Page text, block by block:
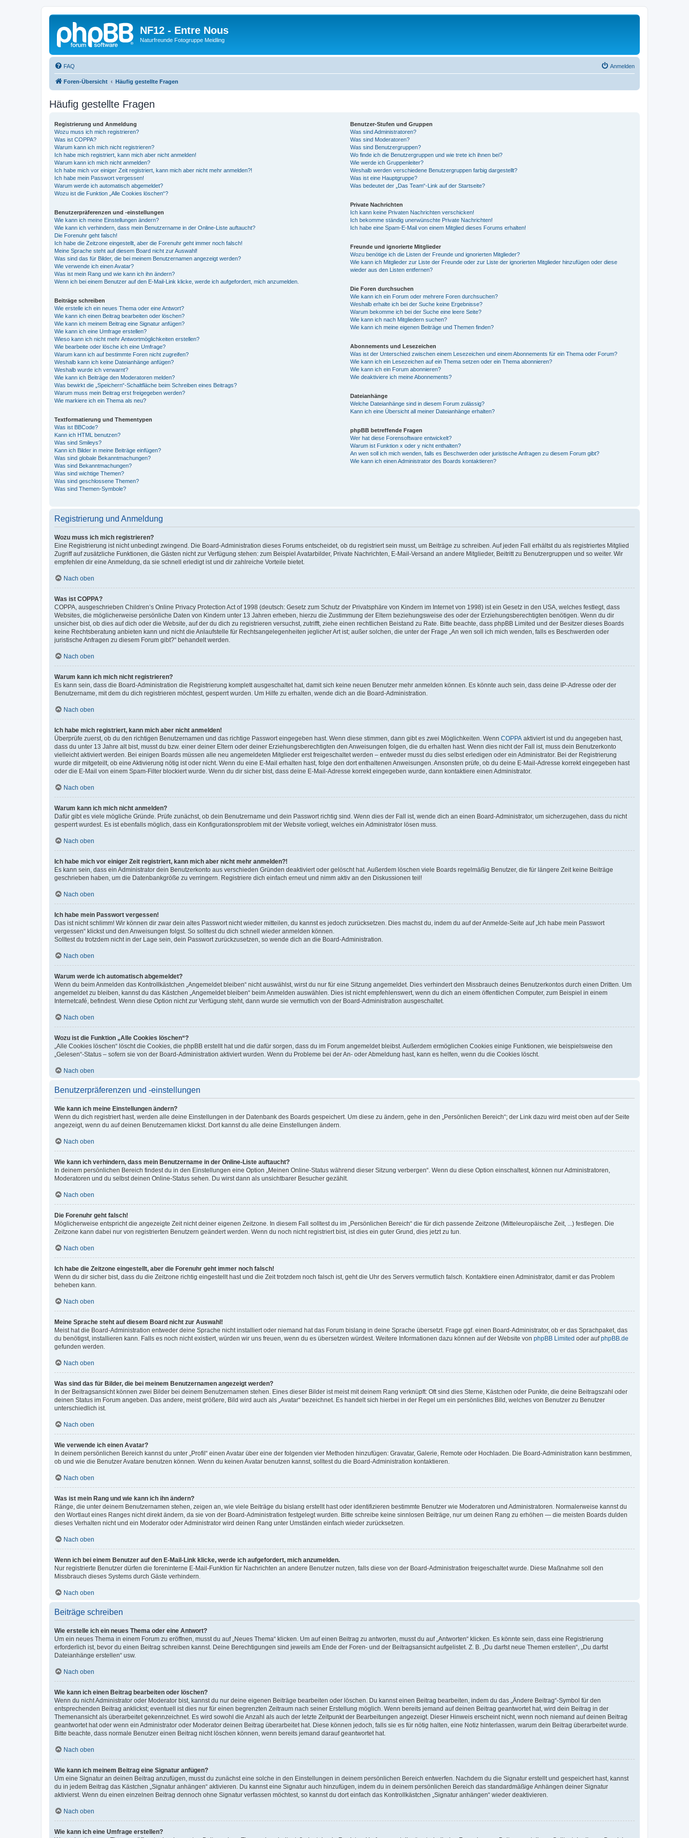
NF12 - Entre Nous
Naturfreunde Fotogruppe Meidling
FAQ Anmelden
Foren-Übersicht Häufig gestellte Fragen
Häufig gestellte Fragen
Registrierung und Anmeldung
Wozu muss ich mich registrieren?
Was ist COPPA?
Warum kann ich mich nicht registrieren?
Ich habe mich registriert, kann mich aber nicht anmelden!
Warum kann ich mich nicht anmelden?
Ich habe mich vor einiger Zeit registriert, kann mich aber nicht mehr anmelden?!
Ich habe mein Passwort vergessen!
Warum werde ich automatisch abgemeldet?
Wozu ist die Funktion „Alle Cookies löschen“?
Benutzerpräferenzen und -einstellungen
Wie kann ich meine Einstellungen ändern?
Wie kann ich verhindern, dass mein Benutzername in der Online-Liste auftaucht?
Die Forenuhr geht falsch!
Ich habe die Zeitzone eingestellt, aber die Forenuhr geht immer noch falsch!
Meine Sprache steht auf diesem Board nicht zur Auswahl!
Was sind das für Bilder, die bei meinem Benutzernamen angezeigt werden?
Wie verwende ich einen Avatar?
Was ist mein Rang und wie kann ich ihn ändern?
Wenn ich bei einem Benutzer auf den E-Mail-Link klicke, werde ich aufgefordert, mich anzumelden.
Beiträge schreiben
Wie erstelle ich ein neues Thema oder eine Antwort?
Wie kann ich einen Beitrag bearbeiten oder löschen?
Wie kann ich meinem Beitrag eine Signatur anfügen?
Wie kann ich eine Umfrage erstellen?
Wieso kann ich nicht mehr Antwortmöglichkeiten erstellen?
Wie bearbeite oder lösche ich eine Umfrage?
Warum kann ich auf bestimmte Foren nicht zugreifen?
Weshalb kann ich keine Dateianhänge anfügen?
Weshalb wurde ich verwarnt?
Wie kann ich Beiträge den Moderatoren melden?
Was bewirkt die „Speichern“-Schaltfläche beim Schreiben eines Beitrags?
Warum muss mein Beitrag erst freigegeben werden?
Wie markiere ich ein Thema als neu?
Textformatierung und Thementypen
Was ist BBCode?
Kann ich HTML benutzen?
Was sind Smileys?
Kann ich Bilder in meine Beiträge einfügen?
Was sind globale Bekanntmachungen?
Was sind Bekanntmachungen?
Was sind wichtige Themen?
Was sind geschlossene Themen?
Was sind Themen-Symbole?
Benutzer-Stufen und Gruppen
Was sind Administratoren?
Was sind Moderatoren?
Was sind Benutzergruppen?
Wo finde ich die Benutzergruppen und wie trete ich ihnen bei?
Wie werde ich Gruppenleiter?
Weshalb werden verschiedene Benutzergruppen farbig dargestellt?
Was ist eine Hauptgruppe?
Was bedeutet der „Das Team“-Link auf der Startseite?
Private Nachrichten
Ich kann keine Privaten Nachrichten verschicken!
Ich bekomme ständig unerwünschte Private Nachrichten!
Ich habe eine Spam-E-Mail von einem Mitglied dieses Forums erhalten!
Freunde und ignorierte Mitglieder
Wozu benötige ich die Listen der Freunde und ignorierten Mitglieder?
Wie kann ich Mitglieder zur Liste der Freunde oder zur Liste der ignorierten Mitglieder hinzufügen oder diese
wieder aus den Listen entfernen?
Die Foren durchsuchen
Wie kann ich ein Forum oder mehrere Foren durchsuchen?
Weshalb erhalte ich bei der Suche keine Ergebnisse?
Warum bekomme ich bei der Suche eine leere Seite?
Wie kann ich nach Mitgliedern suchen?
Wie kann ich meine eigenen Beiträge und Themen finden?
Abonnements und Lesezeichen
Was ist der Unterschied zwischen einem Lesezeichen und einem Abonnements für ein Thema oder Forum?
Wie kann ich ein Lesezeichen auf ein Thema setzen oder ein Thema abonnieren?
Wie kann ich ein Forum abonnieren?
Wie deaktiviere ich meine Abonnements?
Dateianhänge
Welche Dateianhänge sind in diesem Forum zulässig?
Kann ich eine Übersicht all meiner Dateianhänge erhalten?
phpBB betreffende Fragen
Wer hat diese Forensoftware entwickelt?
Warum ist Funktion x oder y nicht enthalten?
An wen soll ich mich wenden, falls es Beschwerden oder juristische Anfragen zu diesem Forum gibt?
Wie kann ich einen Administrator des Boards kontaktieren?
Registrierung und Anmeldung
Wozu muss ich mich registrieren?
Eine Registrierung ist nicht unbedingt zwingend. Die Board-Administration dieses Forums entscheidet, ob du registriert sein musst, um Beiträge zu schreiben. Auf jeden Fall erhältst du als registriertes Mitglied
Zugriff auf zusätzliche Funktionen, die Gästen nicht zur Verfügung stehen: zum Beispiel Avatarbilder, Private Nachrichten, E-Mail-Versand an andere Mitglieder, Beitritt zu Benutzergruppen und so weiter. Wir
empfehlen dir eine Anmeldung, da sie schnell erledigt ist und dir zahlreiche Vorteile bietet.
Nach oben
Was ist COPPA?
COPPA, ausgeschrieben Children’s Online Privacy Protection Act of 1998 (deutsch: Gesetz zum Schutz der Privatsphäre von Kindern im Internet von 1998) ist ein Gesetz in den USA, welches festlegt, dass
Websites, die möglicherweise persönliche Daten von Kindern unter 13 Jahren erheben, hierzu die Zustimmung der Eltern beziehungsweise des oder der Erziehungsberechtigten benötigen. Wenn du dir
unsicher bist, ob dies auf dich oder die Website, auf der du dich zu registrieren versuchst, zutrifft, ziehe einen rechtlichen Beistand zu Rate. Bitte beachte, dass phpBB Limited und der Besitzer dieses Boards
keine Rechtsberatung anbieten kann und nicht die Anlaufstelle für Rechtsangelegenheiten jeglicher Art ist; außer solchen, die unter der Frage „An wen soll ich mich wenden, falls es Beschwerden oder
juristische Anfragen zu diesem Forum gibt?“ behandelt werden.
Nach oben
Warum kann ich mich nicht registrieren?
Es kann sein, dass die Board-Administration die Registrierung komplett ausgeschaltet hat, damit sich keine neuen Benutzer mehr anmelden können. Es könnte auch sein, dass deine IP-Adresse oder der
Benutzername, mit dem du dich registrieren möchtest, gesperrt wurden. Um Hilfe zu erhalten, wende dich an die Board-Administration.
Nach oben
Ich habe mich registriert, kann mich aber nicht anmelden!
Überprüfe zuerst, ob du den richtigen Benutzernamen und das richtige Passwort eingegeben hast. Wenn diese stimmen, dann gibt es zwei Möglichkeiten. Wenn COPPA aktiviert ist und du angegeben hast,
dass du unter 13 Jahre alt bist, musst du bzw. einer deiner Eltern oder deiner Erziehungsberechtigten den Anweisungen folgen, die du erhalten hast. Wenn dies nicht der Fall ist, muss dein Benutzerkonto
vielleicht aktiviert werden. Bei einigen Boards müssen alle neu angemeldeten Mitglieder erst freigeschaltet werden – entweder musst du dies selbst erledigen oder ein Administrator. Bei der Registrierung
wurde dir mitgeteilt, ob eine Aktivierung nötig ist oder nicht. Wenn du eine E-Mail erhalten hast, folge den dort enthaltenen Anweisungen. Ansonsten prüfe, ob du deine E-Mail-Adresse korrekt eingegeben hast
oder die E-Mail von einem Spam-Filter blockiert wurde. Wenn du dir sicher bist, dass deine E-Mail-Adresse korrekt eingegeben wurde, dann kontaktiere einen Administrator.
Nach oben
Warum kann ich mich nicht anmelden?
Dafür gibt es viele mögliche Gründe. Prüfe zunächst, ob dein Benutzername und dein Passwort richtig sind. Wenn dies der Fall ist, wende dich an einen Board-Administrator, um sicherzugehen, dass du nicht
gesperrt wurdest. Es ist ebenfalls möglich, dass ein Konfigurationsproblem mit der Website vorliegt, welches ein Administrator lösen muss.
Nach oben
Ich habe mich vor einiger Zeit registriert, kann mich aber nicht mehr anmelden?!
Es kann sein, dass ein Administrator dein Benutzerkonto aus verschieden Gründen deaktiviert oder gelöscht hat. Außerdem löschen viele Boards regelmäßig Benutzer, die für längere Zeit keine Beiträge
geschrieben haben, um die Datenbankgröße zu verringern. Registriere dich einfach erneut und nimm aktiv an den Diskussionen teil!
Nach oben
Ich habe mein Passwort vergessen!
Das ist nicht schlimm! Wir können dir zwar dein altes Passwort nicht wieder mitteilen, du kannst es jedoch zurücksetzen. Dies machst du, indem du auf der Anmelde-Seite auf „Ich habe mein Passwort
vergessen“ klickst und den Anweisungen folgst. So solltest du dich schnell wieder anmelden können.
Solltest du trotzdem nicht in der Lage sein, dein Passwort zurückzusetzen, so wende dich an die Board-Administration.
Nach oben
Warum werde ich automatisch abgemeldet?
Wenn du beim Anmelden das Kontrollkästchen „Angemeldet bleiben“ nicht auswählst, wirst du nur für eine Sitzung angemeldet. Dies verhindert den Missbrauch deines Benutzerkontos durch einen Dritten. Um
angemeldet zu bleiben, kannst du das Kästchen „Angemeldet bleiben“ beim Anmelden auswählen. Dies ist nicht empfehlenswert, wenn du dich an einem öffentlichen Computer, zum Beispiel in einem
Internetcafé, befindest. Wenn diese Option nicht zur Verfügung steht, dann wurde sie vermutlich von der Board-Administration ausgeschaltet.
Nach oben
Wozu ist die Funktion „Alle Cookies löschen“?
„Alle Cookies löschen“ löscht die Cookies, die phpBB erstellt hat und die dafür sorgen, dass du im Forum angemeldet bleibst. Außerdem ermöglichen Cookies einige Funktionen, wie beispielsweise den
„Gelesen“-Status – sofern sie von der Board-Administration aktiviert wurden. Wenn du Probleme bei der An- oder Abmeldung hast, kann es helfen, wenn du die Cookies löscht.
Nach oben
Benutzerpräferenzen und -einstellungen
Wie kann ich meine Einstellungen ändern?
Wenn du dich registriert hast, werden alle deine Einstellungen in der Datenbank des Boards gespeichert. Um diese zu ändern, gehe in den „Persönlichen Bereich“; der Link dazu wird meist oben auf der Seite
angezeigt, wenn du auf deinen Benutzernamen klickst. Dort kannst du alle deine Einstellungen ändern.
Nach oben
Wie kann ich verhindern, dass mein Benutzername in der Online-Liste auftaucht?
In deinem persönlichen Bereich findest du in den Einstellungen eine Option „Meinen Online-Status während dieser Sitzung verbergen“. Wenn du diese Option einschaltest, können nur Administratoren,
Moderatoren und du selbst deinen Online-Status sehen. Du wirst dann als unsichtbarer Besucher gezählt.
Nach oben
Die Forenuhr geht falsch!
Möglicherweise entspricht die angezeigte Zeit nicht deiner eigenen Zeitzone. In diesem Fall solltest du im „Persönlichen Bereich“ die für dich passende Zeitzone (Mitteleuropäische Zeit, ...) festlegen. Die
Zeitzone kann dabei nur von registrierten Benutzern geändert werden. Wenn du noch nicht registriert bist, ist dies ein guter Grund, dies jetzt zu tun.
Nach oben
Ich habe die Zeitzone eingestellt, aber die Forenuhr geht immer noch falsch!
Wenn du dir sicher bist, dass du die Zeitzone richtig eingestellt hast und die Zeit trotzdem noch falsch ist, geht die Uhr des Servers vermutlich falsch. Kontaktiere einen Administrator, damit er das Problem
beheben kann.
Nach oben
Meine Sprache steht auf diesem Board nicht zur Auswahl!
Meist hat die Board-Administration entweder deine Sprache nicht installiert oder niemand hat das Forum bislang in deine Sprache übersetzt. Frage ggf. einen Board-Administrator, ob er das Sprachpaket, das
du benötigst, installieren kann. Falls es noch nicht existiert, würden wir uns freuen, wenn du es übersetzen würdest. Weitere Informationen dazu können auf der Website von phpBB Limited oder aufphpBB.de
gefunden werden.
Nach oben
Was sind das für Bilder, die bei meinem Benutzernamen angezeigt werden?
In der Beitragsansicht können zwei Bilder bei deinem Benutzernamen stehen. Eines dieser Bilder ist meist mit deinem Rang verknüpft: Oft sind dies Sterne, Kästchen oder Punkte, die deine Beitragszahl oder
deinen Status im Forum angeben. Das andere, meist größere, Bild wird auch als „Avatar“ bezeichnet. Es handelt sich hierbei in der Regel um ein persönliches Bild, welches von Benutzer zu Benutzer
unterschiedlich ist.
Nach oben
Wie verwende ich einen Avatar?
In deinem persönlichen Bereich kannst du unter „Profil“ einen Avatar über eine der folgenden vier Methoden hinzufügen: Gravatar, Galerie, Remote oder Hochladen. Die Board-Administration kann bestimmen,
ob und wie die Benutzer Avatare benutzen können. Wenn du keinen Avatar benutzen kannst, solltest du die Board-Administration kontaktieren.
Nach oben
Was ist mein Rang und wie kann ich ihn ändern?
Ränge, die unter deinem Benutzernamen stehen, zeigen an, wie viele Beiträge du bislang erstellt hast oder identifizieren bestimmte Benutzer wie Moderatoren und Administratoren. Normalerweise kannst du
den Wortlaut eines Ranges nicht direkt ändern, da sie von der Board-Administration festgelegt wurden. Bitte schreibe keine sinnlosen Beiträge, nur um deinen Rang zu erhöhen — die meisten Boards dulden
dieses Verhalten nicht und ein Moderator oder Administrator wird deinen Rang unter Umständen einfach wieder zurücksetzen.
Nach oben
Wenn ich bei einem Benutzer auf den E-Mail-Link klicke, werde ich aufgefordert, mich anzumelden.
Nur registrierte Benutzer dürfen die foreninterne E-Mail-Funktion für Nachrichten an andere Benutzer nutzen, falls diese von der Board-Administration freigeschaltet wurde. Diese Maßnahme soll den
Missbrauch dieses Systems durch Gäste verhindern.
Nach oben
Beiträge schreiben
Wie erstelle ich ein neues Thema oder eine Antwort?
Um ein neues Thema in einem Forum zu eröffnen, musst du auf „Neues Thema“ klicken. Um auf einen Beitrag zu antworten, musst du auf „Antworten“ klicken. Es könnte sein, dass eine Registrierung
erforderlich ist, bevor du einen Beitrag schreiben kannst. Deine Berechtigungen sind jeweils am Ende der Foren- und der Beitragsansicht aufgelistet. Z. B. „Du darfst neue Themen erstellen“, „Du darfst
Dateianhänge erstellen“ usw.
Nach oben
Wie kann ich einen Beitrag bearbeiten oder löschen?
Wenn du nicht Administrator oder Moderator bist, kannst du nur deine eigenen Beiträge bearbeiten oder löschen. Du kannst einen Beitrag bearbeiten, indem du das „Ändere Beitrag“-Symbol für den
entsprechenden Beitrag anklickst; eventuell ist dies nur für einen begrenzten Zeitraum nach seiner Erstellung möglich. Wenn bereits jemand auf deinen Beitrag geantwortet hat, wird dein Beitrag in der
Themenansicht als überarbeitet gekennzeichnet. Es wird sowohl die Anzahl als auch der letzte Zeitpunkt der Bearbeitungen angezeigt. Dieser Hinweis erscheint nicht, wenn noch niemand auf deinen Beitrag
geantwortet hat oder wenn ein Administrator oder Moderator deinen Beitrag überarbeitet hat. Diese können jedoch, falls sie es für nötig halten, eine Notiz hinterlassen, warum dein Beitrag überarbeitet wurde.
Bitte beachte, dass normale Benutzer einen Beitrag nicht löschen können, wenn bereits jemand darauf geantwortet hat.
Nach oben
Wie kann ich meinem Beitrag eine Signatur anfügen?
Um eine Signatur an deinen Beitrag anzufügen, musst du zunächst eine solche in den Einstellungen in deinem persönlichen Bereich entwerfen. Nachdem du die Signatur erstellt und gespeichert hast, kannst
du in jedem Beitrag das Kästchen „Signatur anhängen“ aktivieren. Du kannst eine Signatur auch hinzufügen, indem du in deinem persönlichen Bereich das standardmäßige Anhängen deiner Signatur
aktivierst. Wenn du einen einzelnen Beitrag dennoch ohne Signatur verfassen möchtest, so kannst du dort einfach das Kontrollkästchen „Signatur anhängen“ wieder deaktivieren.
Nach oben
Wie kann ich eine Umfrage erstellen?